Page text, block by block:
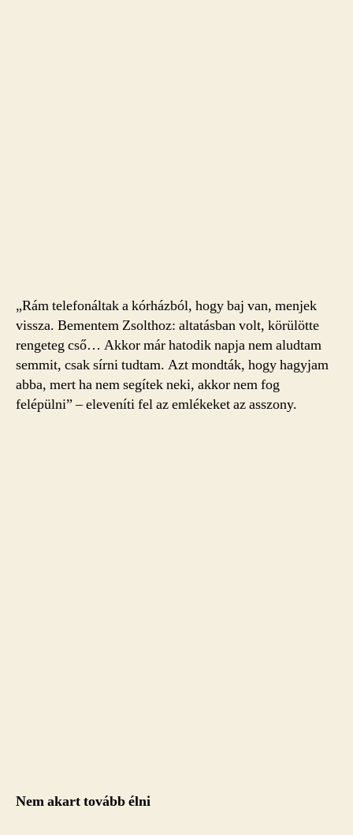
„Rám telefonáltak a kórházból, hogy baj van, menjek
vissza. Bementem Zsolthoz: altatásban volt, körülötte
rengeteg cső… Akkor már hatodik napja nem aludtam
semmit, csak sírni tudtam. Azt mondták, hogy hagyjam
abba, mert ha nem segítek neki, akkor nem fog
felépülni” – eleveníti fel az emlékeket az asszony.
Nem akart tovább élni